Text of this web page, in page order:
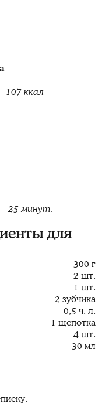
107 ккал
25 минут.
для
300 г
2 шт.
1 шт.
2 зубчика
0,5 ч. л.
1 щепотка
4 шт.
30 мл